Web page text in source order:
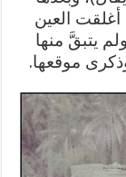
العين
ولم يتبقَّ منها
موقعها.